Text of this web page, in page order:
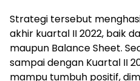
Strategi tersebut
akhir kuartal II 2022, baik
maupun Balance Sheet.
sampai dengan Kuartal II
mampu tumbuh positif,